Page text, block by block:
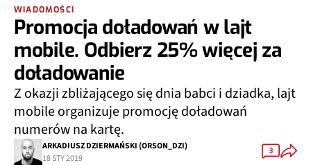
WIADOMOŚCI
Promocja doładowań w lajt
mobile. Odbierz 25% więcej za
doładowanie
Z okazji zbliżającego się dnia babci i dziadka, lajt
mobile organizuje promocję doładowań
numerów na kartę.
ARKADIUSZ DZIERMAŃSKI (ORSON_DZI)
18 STY 2019
3